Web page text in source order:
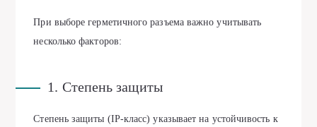
При выборе герметичного разъема важно учитывать
несколько факторов:
1. Степень защиты
Степень защиты (IP-класс) указывает на устойчивость к